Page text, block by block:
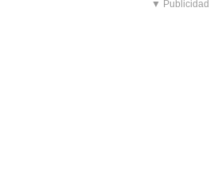
▼ Publicidad